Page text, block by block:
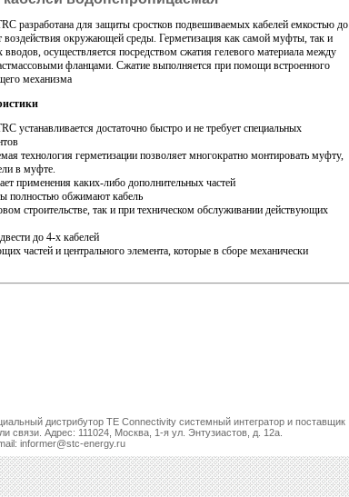
разработана для защиты сростков подвешиваемых кабелей емкостью до
воздействия окружающей среды. Герметизация как самой муфты, так и
вводов, осуществляется посредством сжатия гелевого материала между
фланцами. Сжатие выполняется при помощи встроенного
механизма
устанавливается достаточно быстро и не требует специальных
технология герметизации позволяет многократно монтировать муфту,
в муфте.
применения каких-либо дополнительных частей
полностью обжимают кабель
строительстве, так и при техническом обслуживании действующих
до 4-х кабелей
частей и центрального элемента, которые в сборе механически
дистрибутор ТЕ Connectivity системный интегратор и поставщик
связи. Адрес: 111024, Москва, 1-я ул. Энтузиастов, д. 12а.
informer@stc-energy.ru